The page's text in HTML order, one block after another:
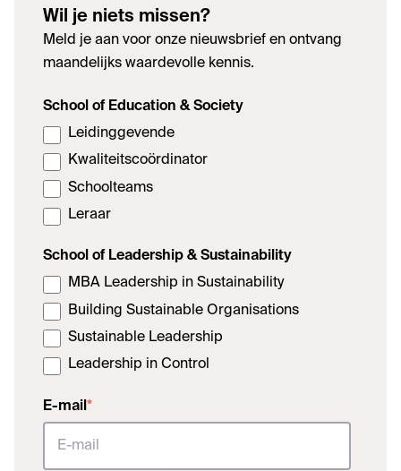
Wil je niets missen?
Meld je aan voor onze nieuwsbrief en ontvang
maandelijks waardevolle kennis.
School of Education & Society
Leidinggevende
Kwaliteitscoördinator
Schoolteams
Leraar
School of Leadership & Sustainability
MBA Leadership in Sustainability
Building Sustainable Organisations
Sustainable Leadership
Leadership in Control
E-mail *